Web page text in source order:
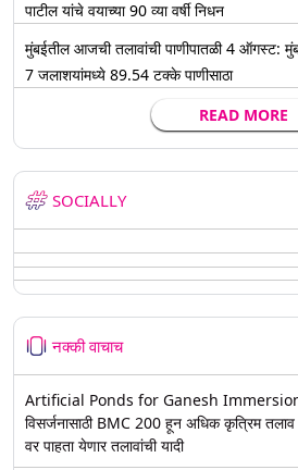
पाटील यांचे वयाच्या 90 व्या वर्षी निधन
मुंबईतील आजची तलावांची पाणीपातळी 4 ऑगस्ट:
7 जलाशयांमध्ये 89.54 टक्के पाणीसाठा
READ MORE
SOCIALLY
नक्की वाचाच
Artificial Ponds for Ganesh
विसर्जनासाठी BMC 200 हून अधिक कृत्रिम
वर पाहता येणार तलावांची यादी